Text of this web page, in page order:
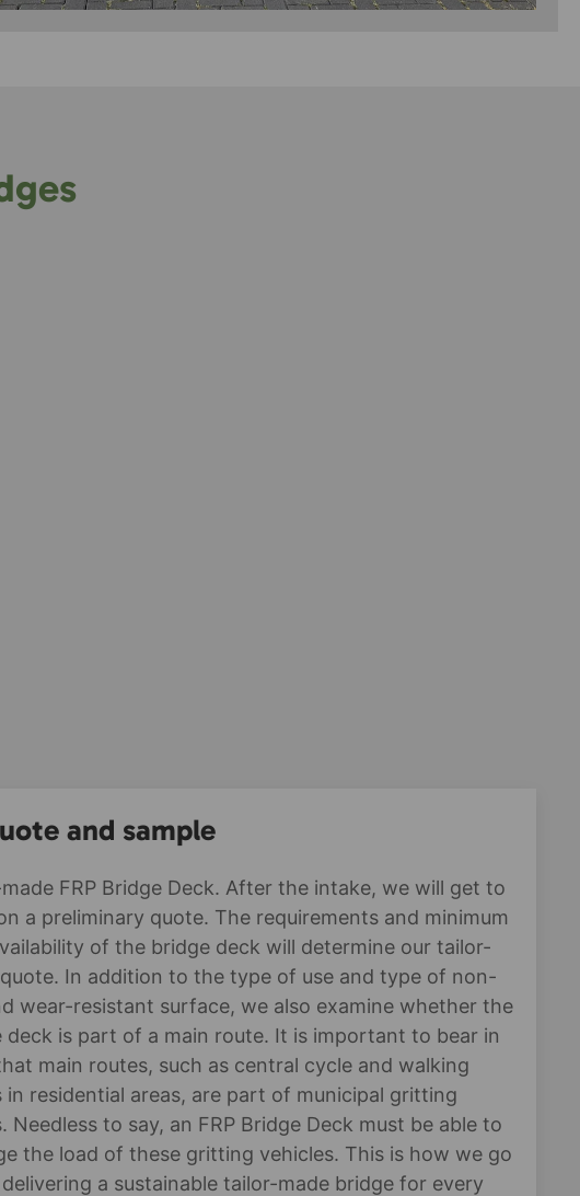
and sample
FRP Bridge Deck. After the intake, we will get to
a preliminary quote. The requirements and minimum
of the bridge deck will determine our tailor-
In addition to the type of use and type of non-
wear-resistant surface, we also examine whether the
deck is part of a main route. It is important to bear in
main routes, such as central cycle and walking
in residential areas, are part of municipal gritting
Needless to say, an FRP Bridge Deck must be able to
the load of these gritting vehicles. This is how we go
a sustainable tailor-made bridge for every